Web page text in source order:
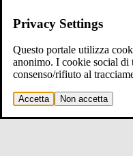
Privacy Settings
Questo portale utilizza
anonimo. I cookie social di
consenso/rifiuto al
Accetta Non accetta